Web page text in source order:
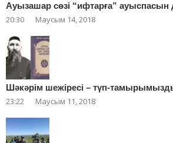
Ауызашар сөзі “ифтарға” ауыспасын
20:30 Маусым 14, 2018
Шәкәрім шежіресі – түп-
23:22 Маусым 11, 2018